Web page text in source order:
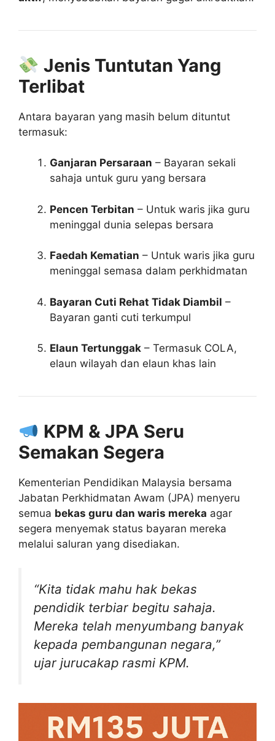
Jenis Tuntutan Yang
Terlibat
Antara bayaran yang masih belum dituntut
termasuk:
Ganjaran Persaraan – Bayaran sekali
sahaja untuk guru yang bersara
Pencen Terbitan – Untuk waris jika guru
meninggal dunia selepas bersara
Faedah Kematian – Untuk waris jika guru
meninggal semasa dalam perkhidmatan
Bayaran Cuti Rehat Tidak Diambil –
Bayaran ganti cuti terkumpul
Elaun Tertunggak – Termasuk COLA,
elaun wilayah dan elaun khas lain
KPM & JPA Seru
Semakan Segera
Kementerian Pendidikan Malaysia bersama
Jabatan Perkhidmatan Awam (JPA) menyeru
semua bekas guru dan waris mereka agar
segera menyemak status bayaran mereka
melalui saluran yang disediakan.
“Kita tidak mahu hak bekas
pendidik terbiar begitu sahaja.
Mereka telah menyumbang banyak
kepada pembangunan negara,”
ujar jurucakap rasmi KPM.